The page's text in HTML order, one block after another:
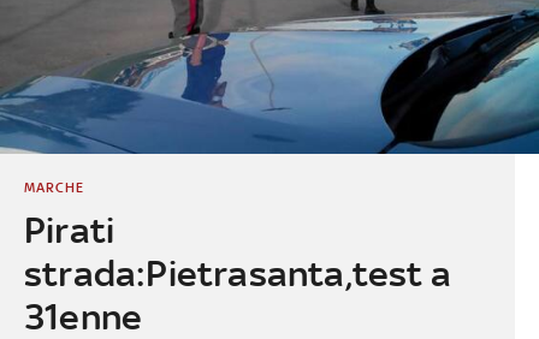
Pirati
strada:Pietrasanta,test a
31enne
MARCHE